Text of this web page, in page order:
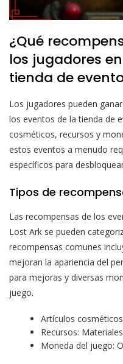
¿Qué
los jugadores
tienda de
Los jugadores pueden
los eventos de la tienda de
cosméticos, recursos y
estos eventos a menudo
específicos para
Tipos de
Las recompensas de los
Lost Ark se pueden
recompensas comunes
mejoran la apariencia del
para mejoras y diversas
juego.
Artículos
Recursos:
Moneda del juego: